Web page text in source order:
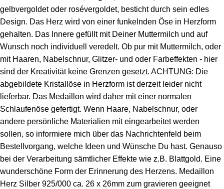
gelbvergoldet oder rosévergoldet, besticht durch sein edles
Design. Das Herz wird von einer funkelnden Öse in Herzform
gehalten. Das Innere gefüllt mit Deiner Muttermilch und auf
Wunsch noch individuell veredelt. Ob pur mit Muttermilch, oder
mit Haaren, Nabelschnur, Glitzer- und oder Farbeffekten - hier
sind der Kreativität keine Grenzen gesetzt. ACHTUNG: Die
abgebildete Kristallöse in Herzform ist derzeit leider nicht
lieferbar. Das Medaillon wird daher mit einer normalen
Schlaufenöse gefertigt. Wenn Haare, Nabelschnur, oder
andere persönliche Materialien mit eingearbeitet werden
sollen, so informiere mich über das Nachrichtenfeld beim
Bestellvorgang, welche Ideen und Wünsche Du hast. Genauso
bei der Verarbeitung sämtlicher Effekte wie z.B. Blattgold. Eine
wunderschöne Form der Erinnerung des Herzens. Medaillon
Herz Silber 925/000 ca. 26 x 26mm zum gravieren geeignet